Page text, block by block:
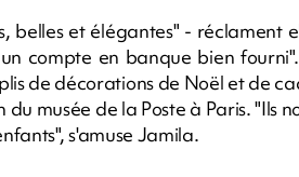
belles et élégantes" - réclament
compte en banque bien
de décorations de Noël et de
musée de la Poste à Paris. "Ils
s'amuse Jamila.